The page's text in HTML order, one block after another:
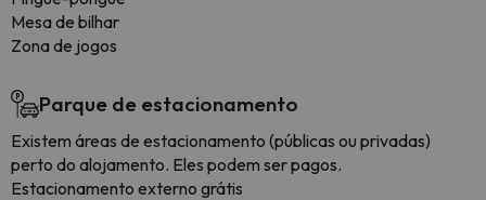
Mesa de bilhar
Zona de jogos
Parque de estacionamento
Existem áreas de estacionamento (públicas ou privadas)
perto do alojamento. Eles podem ser pagos.
Estacionamento externo grátis